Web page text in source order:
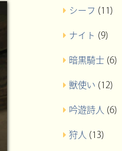
シーフ (11)
ナイト (9)
暗黒騎士 (6)
獣使い (12)
吟遊詩人 (6)
狩人 (13)